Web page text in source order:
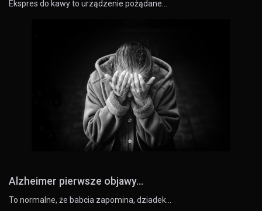
Ekspres do kawy to urządzenie pożądane…
Alzheimer pierwsze objawy...
To normalne, że babcia zapomina, dziadek…